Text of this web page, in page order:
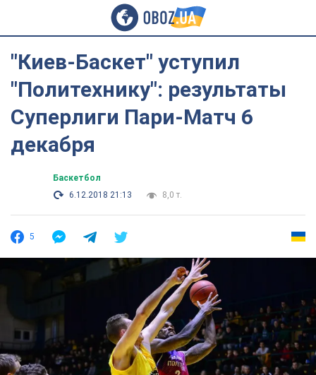
"Киев-Баскет" уступил
"Политехнику": результаты
Суперлиги Пари-Матч 6
декабря
Баскетбол
6.12.2018 21:13
8,0 т.
5